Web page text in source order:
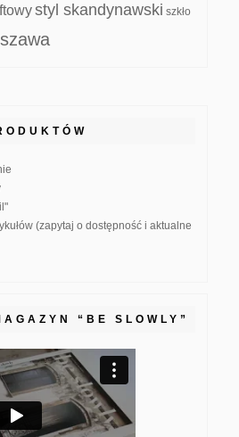
styl skandynawski szkło
(zapytaj o dostępność i aktualne
“BE SLOWLY”